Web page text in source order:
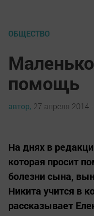
ОБЩЕСТВО
помощь
автор, 27 апреля 2014
На днях в
которая просит
болезни сына,
Никита учится в
рассказывает